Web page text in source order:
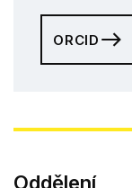
ORCID
Oddělení